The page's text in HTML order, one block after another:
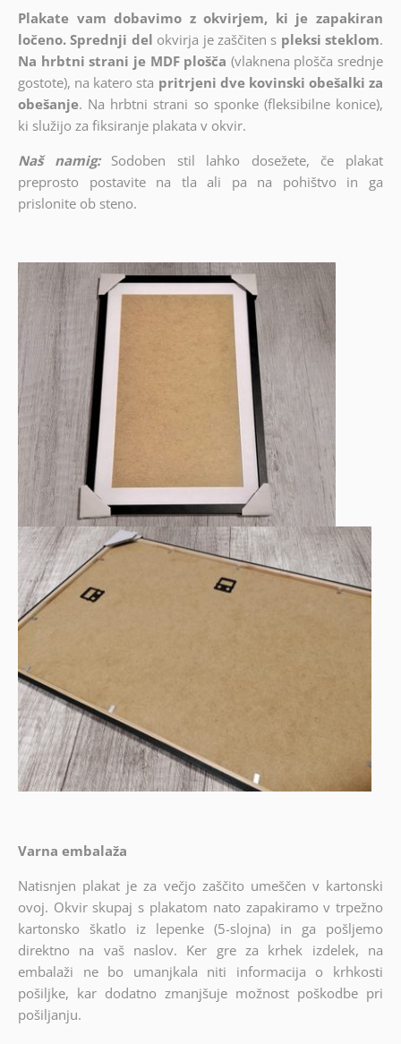
Plakate vam dobavimo z okvirjem, ki je zapakiran
ločeno. Sprednji del okvirja je zaščiten s pleksi steklom.
Na hrbtni strani je MDF plošča (vlaknena plošča srednje
gostote), na katero sta pritrjeni dve kovinski obešalki za
obešanje. Na hrbtni strani so sponke (fleksibilne konice),
ki služijo za fiksiranje plakata v okvir.
Naš namig:
Sodoben stil lahko dosežete, če plakat
preprosto postavite na tla ali pa na pohištvo in ga
prislonite ob steno.
Varna embalaža
Natisnjen plakat je za večjo zaščito umeščen v kartonski
ovoj. Okvir skupaj s plakatom nato zapakiramo v trpežno
kartonsko škatlo iz lepenke (5-slojna) in ga pošljemo
direktno na vaš naslov. Ker gre za krhek izdelek, na
embalaži ne bo umanjkala niti informacija o krhkosti
pošiljke, kar dodatno zmanjšuje možnost poškodbe pri
pošiljanju.